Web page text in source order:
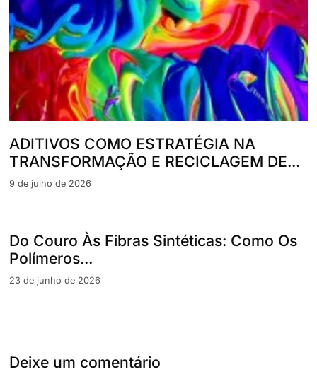
ADITIVOS COMO ESTRATÉGIA NA
TRANSFORMAÇÃO E RECICLAGEM DE...
9 de julho de 2026
Do Couro Às Fibras Sintéticas: Como Os
Polímeros...
23 de junho de 2026
Deixe um comentário